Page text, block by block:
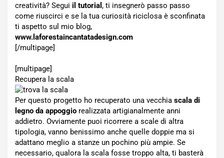
creatività? Segui il tutorial , ti insegnerò passo passo
come riuscirci e se la tua curiosità riciclosa è sconfinata
ti aspetto sul mio blog,
www.laforestaincantatadesign.com
[/multipage]
[multipage]
Recupera la scala
Per questo progetto ho recuperato una vecchia scala di
legno da appoggio realizzata artigianalmente anni
addietro. Ovviamente puoi ricorrere a scale di altra
tipologia, vanno benissimo anche quelle doppie ma si
adattano meglio a stanze un pochino più ampie. Se
necessario, qualora la scala fosse troppo alta, ti basterà